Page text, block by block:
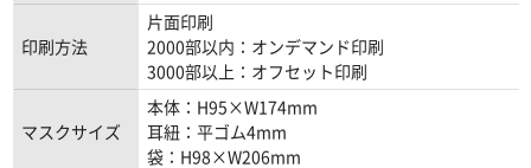
印刷方法
片面印刷
2000部以内：オンデマンド印刷
3000部以上：オフセット印刷
マスクサイズ
本体：H95×W174mm
耳紐：平ゴム4mm
袋：H98×W206mm